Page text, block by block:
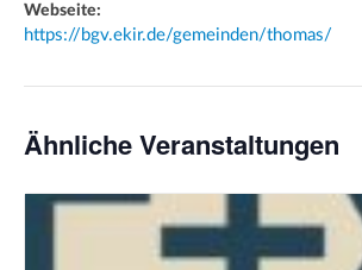
Webseite:
https://bgv.ekir.de/gemeinden/thomas/
Ähnliche Veranstaltungen